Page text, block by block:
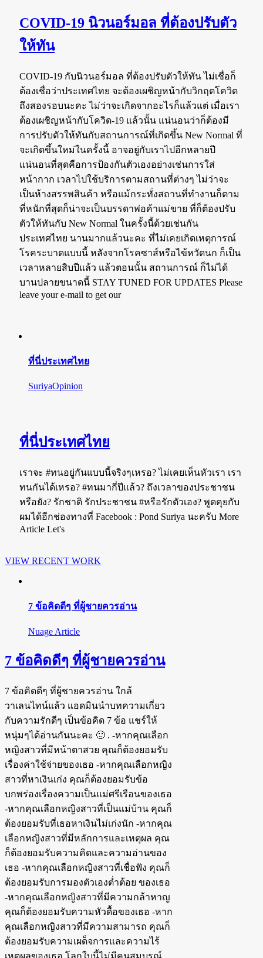
COVID-19 นิวนอร์มอล ที่ต้องปรับตัว
ให้ทัน
COVID-19 กับนิวนอร์มอล ที่ต้องปรับตัวให้ทัน ไม่เชื่อก็
ต้องเชื่อว่าประเทศไทย จะต้องเผชิญหน้ากับวิกฤตโควิด
ถึงสองรอบนะคะ ไม่ว่าจะเกิดจากอะไรก็แล้วแต่ เมื่อเรา
ต้องเผชิญหน้ากับโควิด-19 แล้วนั้น แน่นอนว่าก็ต้องมี
การปรับตัวให้ทันกับสถานการณ์ที่เกิดขึ้น New Normal ที่
จะเกิดขึ้นใหม่ในครั้งนี้ อาจอยู่กับเราไปอีกหลายปี
แน่นอนที่สุดคือการป้องกันตัวเองอย่างเช่นการใส่
หน้ากาก เวลาไปใช้บริการตามสถานที่ต่างๆ ไม่ว่าจะ
เป็นห้างสรรพสินค้า หรือแม้กระทั่งสถานที่ทำงานก็ตาม
ที่หนักที่สุดก็น่าจะเป็นบรรดาพ่อค้าแม่ขาย ที่ก็ต้องปรับ
ตัวให้ทันกับ New Normal ในครั้งนี้ด้วยเช่นกัน
ประเทศไทย นานมากแล้วนะคะ ที่ไม่เคยเกิดเหตุการณ์
โรคระบาดแบบนี้ หลังจากโรคซาส์หรือไข้หวัดนก ก็เป็น
เวลาหลายสิบปีแล้ว แล้วตอนนั้น สถานการณ์ ก็ไม่ได้
บานปลายขนาดนี้ STAY TUNED FOR UPDATES Please
leave your e-mail to get our
ที่นี่ประเทศไทย
SuriyaOpinion
ที่นี่ประเทศไทย
เราจะ #ทนอยู่กันแบบนี้จริงๆเหรอ? ไม่เคยเห็นหัวเรา เรา
ทนกันได้เหรอ? #ทนมากี่ปีแล้ว? ถึงเวลาของประชาชน
หรือยัง? รักชาติ รักประชาชน #หรือรักตัวเอง? พูดคุยกับ
ผมได้อีกช่องทางที่ Facebook : Pond Suriya นะครับ More
Article Let's
VIEW RECENT WORK
7 ข้อคิดดีๆ ที่ผู้ชายควรอ่าน
Nuage Article
7 ข้อคิดดีๆ ที่ผู้ชายควรอ่าน
7 ข้อคิดดีๆ ที่ผู้ชายควรอ่าน ใกล้
วาเลนไทน์แล้ว แอดมินนำบทความเกี่ยว
กับความรักดีๆ เป็นข้อคิด 7 ข้อ แชร์ให้
หนุ่มๆได้อ่านกันนะคะ 🙂 . -หากคุณเลือก
หญิงสาวที่มีหน้าตาสวย คุณก็ต้องยอมรับ
เรื่องค่าใช้จ่ายของเธอ -หากคุณเลือกหญิง
สาวที่หาเงินเก่ง คุณก็ต้องยอมรับข้อ
บกพร่องเรื่องความเป็นแม่ศรีเรือนของเธอ
-หากคุณเลือกหญิงสาวที่เป็นแม่บ้าน คุณก็
ต้องยอมรับที่เธอหาเงินไม่เก่งนัก -หากคุณ
เลือกหญิงสาวที่มีหลักการและเหตุผล คุณ
ก็ต้องยอมรับความคิดและความอ่านของ
เธอ -หากคุณเลือกหญิงสาวที่เชื่อฟัง คุณก็
ต้องยอมรับการมองตัวเองต่ำต้อย ของเธอ
-หากคุณเลือกหญิงสาวที่มีความกล้าหาญ
คุณก็ต้องยอมรับความหัวดื้อของเธอ -หาก
คุณเลือกหญิงสาวที่มีความสามารถ คุณก็
ต้องยอมรับความเผด็จการและความไร้
เหตุผลของเธอ โลกใบนี้ไม่มีคนสมบูรณ์